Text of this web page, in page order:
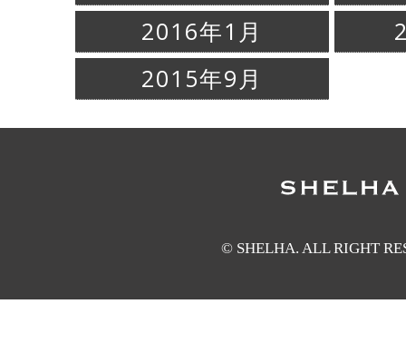
2016年1月
2015年9月
© SHELHA. ALL RIGHT